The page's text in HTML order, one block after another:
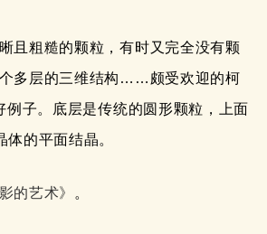
且粗糙的颗粒，有时又完全没有颗
多层的三维结构……颇受欢迎的柯
例子。底层是传统的圆形颗粒，上面
体的平面结晶。
的艺术》 。